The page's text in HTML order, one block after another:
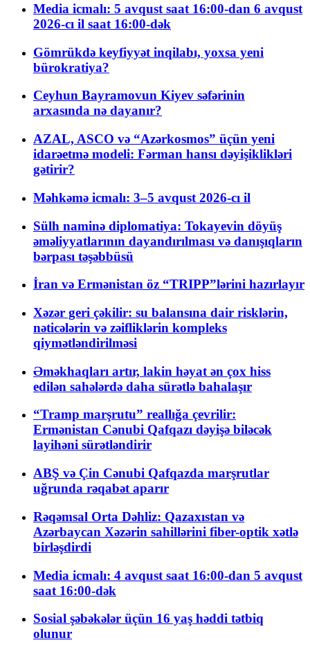
Media icmalı: 5 avqust saat 16:00-dan 6 avqust
2026-cı il saat 16:00-dək
Gömrükdə keyfiyyət inqilabı, yoxsa yeni
bürokratiya?
Ceyhun Bayramovun Kiyev səfərinin
arxasında nə dayanır?
AZAL, ASCO və “Azərkosmos” üçün yeni
idarəetmə modeli: Fərman hansı dəyişiklikləri
gətirir?
Məhkəmə icmalı: 3–5 avqust 2026-cı il
Sülh naminə diplomatiya: Tokayevin döyüş
əməliyyatlarının dayandırılması və danışıqların
bərpası təşəbbüsü
İran və Ermənistan öz “TRIPP”lərini hazırlayır
Xəzər geri çəkilir: su balansına dair risklərin,
nəticələrin və zəifliklərin kompleks
qiymətləndirilməsi
Əməkhaqları artır, lakin həyat ən çox hiss
edilən sahələrdə daha sürətlə bahalaşır
“Tramp marşrutu” reallığa çevrilir:
Ermənistan Cənubi Qafqazı dəyişə biləcək
layihəni sürətləndirir
ABŞ və Çin Cənubi Qafqazda marşrutlar
uğrunda rəqabət aparır
Rəqəmsal Orta Dəhliz: Qazaxıstan və
Azərbaycan Xəzərin sahillərini fiber-optik xətlə
birləşdirdi
Media icmalı: 4 avqust saat 16:00-dan 5 avqust
saat 16:00-dək
Sosial şəbəkələr üçün 16 yaş həddi tətbiq
olunur